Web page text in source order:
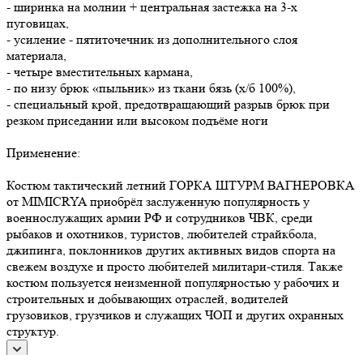
- ширинка на молнии + центральная застежка на 3-х
пуговицах,
- усиление - пятиточечник из дополнительного слоя
материала,
- четыре вместительных кармана,
- по низу брюк «пыльник» из ткани бязь (х/б 100%),
- специальный крой, предотвращающий разрыв брюк при
резком приседании или высоком подъёме ноги
Применение:
Костюм тактический летний ГОРКА ШТУРМ ВАГНЕРОВКА
от MIMICRYA приобрёл заслуженную популярность у
военнослужащих армии РФ и сотрудников ЧВК, среди
рыбаков и охотников, туристов, любителей страйкбола,
джипинга, поклонников других активных видов спорта на
свежем воздухе и просто любителей милитари-стиля. Также
костюм пользуется неизменной популярностью у рабочих и
строительных и добывающих отраслей, водителей
грузовиков, грузчиков и служащих ЧОП и других охранных
структур.